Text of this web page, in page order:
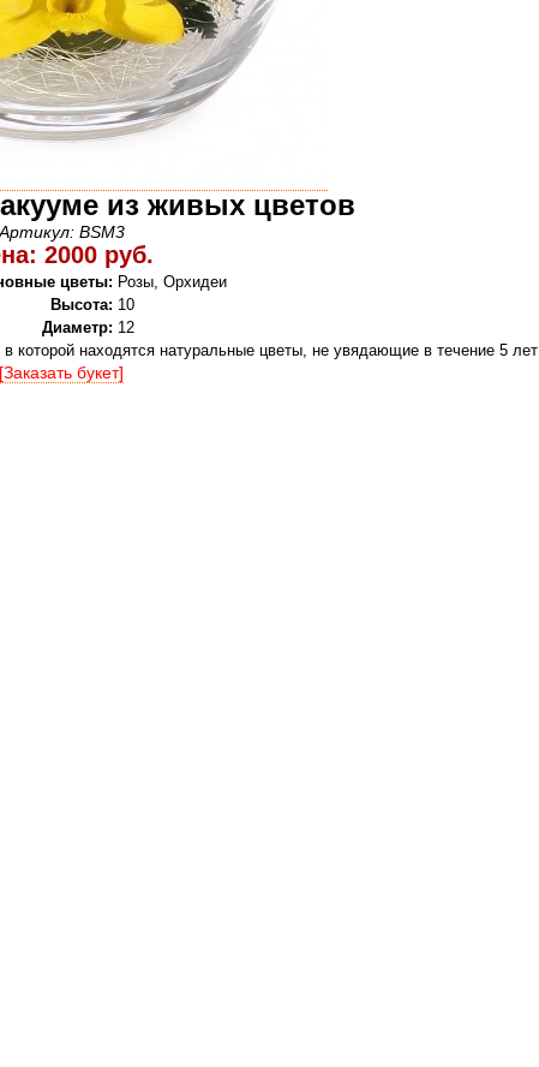
из живых цветов
Артикул: BSM3
2000 руб.
цветы: Розы, Орхидеи
Высота: 10
Диаметр: 12
которой находятся натуральные цветы, не увядающие в течение 5 лет
[Заказать букет]